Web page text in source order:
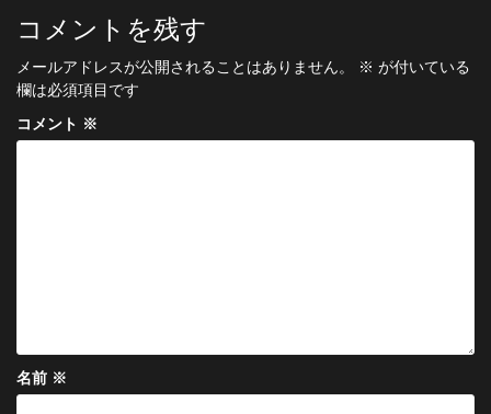
ビ
ゲ
ー
シ
コメントを残す
メールアドレスが公開されることはありません。 ※ が付いている
欄は必須項目です
コメント ※
名前 ※